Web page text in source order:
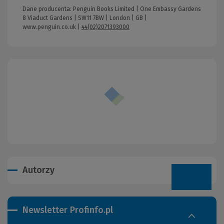
Dane producenta: Penguin Books Limited | One Embassy Gardens
8 Viaduct Gardens | SW11 7BW | London | GB |
www.penguin.co.uk
44(02)2071393000
Autorzy
Newsletter Profinfo.pl